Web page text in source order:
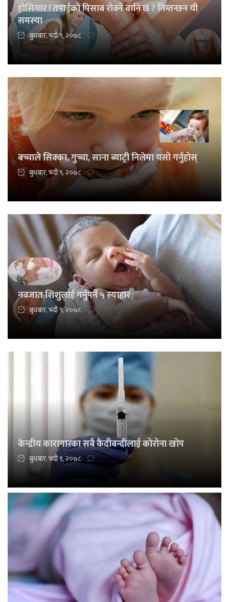
होसियार ! तपाईको पिसाब रोक्ने बानि छ ? निम्तन्छन यी
समस्या
बुधबार, भदौ ९, २०७८
बच्चाले सिक्का, गुच्चा, साना ब्याट्री निलेमा यसो गर्नुहोस्
बुधबार, भदौ ९, २०७८
नवजात शिशुलाई गर्नुपर्ने ५ स्याहार
बुधबार, भदौ ९, २०७८
केन्द्रीय कारागारका सबै कैदीबन्दीलाई कोरोना खोप
बुधबार, भदौ ९, २०७८